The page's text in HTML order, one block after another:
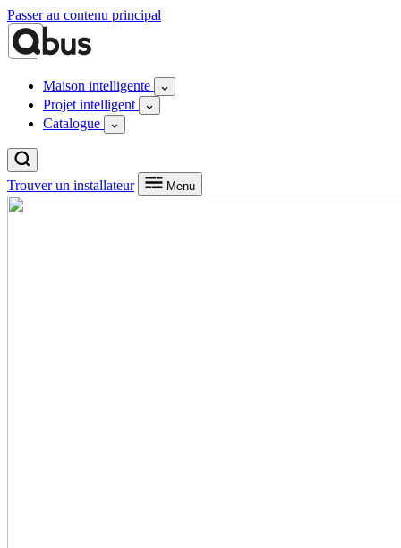
Passer au contenu principal
Maison intelligente
Projet intelligent
Catalogue
Trouver un installateur Menu